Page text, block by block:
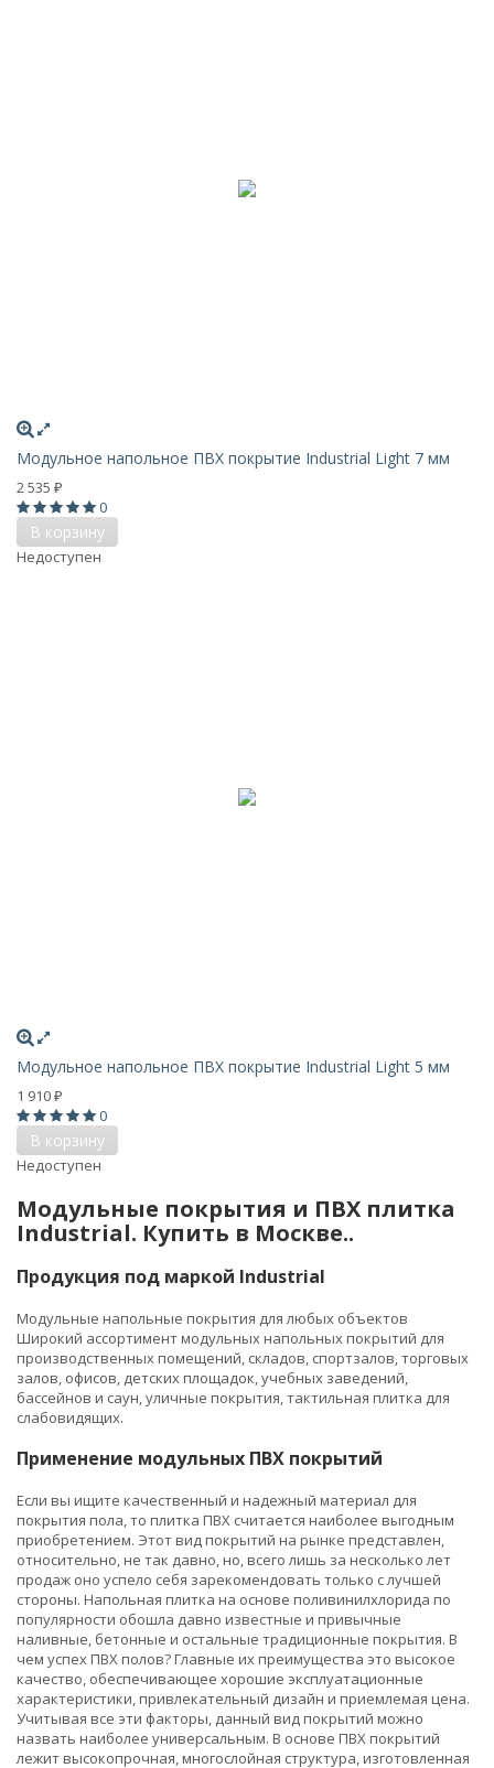
Модульное напольное ПВХ покрытие Industrial Light 7 мм
2 535 ₽
0
В корзину
Недоступен
Модульное напольное ПВХ покрытие Industrial Light 5 мм
1 910 ₽
0
В корзину
Недоступен
Модульные покрытия и ПВХ плитка
Industrial. Купить в Москве..
Продукция под маркой Industrial
Модульные напольные покрытия для любых объектов
Широкий ассортимент модульных напольных покрытий для
производственных помещений, складов, спортзалов, торговых
залов, офисов, детских площадок, учебных заведений,
бассейнов и саун, уличные покрытия, тактильная плитка для
слабовидящих.
Применение модульных ПВХ покрытий
Если вы ищите качественный и надежный материал для
покрытия пола, то плитка ПВХ считается наиболее выгодным
приобретением. Этот вид покрытий на рынке представлен,
относительно, не так давно, но, всего лишь за несколько лет
продаж оно успело себя зарекомендовать только с лучшей
стороны. Напольная плитка на основе поливинилхлорида по
популярности обошла давно известные и привычные
наливные, бетонные и остальные традиционные покрытия. В
чем успех ПВХ полов? Главные их преимущества это высокое
качество, обеспечивающее хорошие эксплуатационные
характеристики, привлекательный дизайн и приемлемая цена.
Учитывая все эти факторы, данный вид покрытий можно
назвать наиболее универсальным. В основе ПВХ покрытий
лежит высокопрочная, многослойная структура, изготовленная